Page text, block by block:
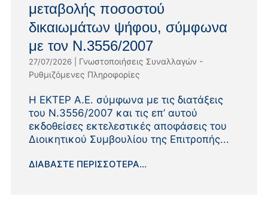
μεταβολής ποσοστού
δικαιωμάτων ψήφου, σύμφωνα
με τον Ν.3556/2007
27/07/2026| Γνωστοποιήσεις Συναλλαγών -
Ρυθμιζόμενες Πληροφορίες
Η ΕΚΤΕΡ Α.Ε. σύμφωνα με τις διατάξεις
του Ν.3556/2007 και τις επ’ αυτού
εκδοθείσες εκτελεστικές αποφάσεις του
Διοικητικού Συμβουλίου της Επιτροπής...
ΔΙΑΒΆΣΤΕ ΠΕΡΙΣΣΌΤΕΡΑ...